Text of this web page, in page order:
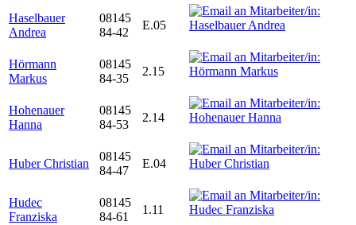
Haselbauer
Andrea
08145
84-42
E.05
Hörmann
Markus
08145
84-35
2.15
Hohenauer
Hanna
08145
84-53
2.14
Huber Christian
08145
84-47
E.04
Hudec
Franziska
08145
84-61
1.11